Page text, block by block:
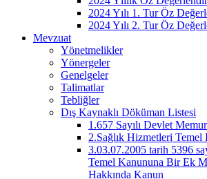
2024 Yılı 1. Tur Öz
2024 Yılı 2. Tur Öz
Mevzuat
Yönetmelikler
Yönergeler
Genelgeler
Talimatlar
Tebliğler
Dış Kaynaklı Döküman Listesi
1.657 Sayılı Devlet
2.Sağlık Hizmetleri Temel
3.03.07.2005 tarih 5396
Temel Kanununa Bir Ek
Hakkında Kanun